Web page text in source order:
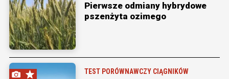
Pierwsze odmiany hybrydowe
pszenżyta ozimego
TEST PORÓWNAWCZY CIĄGNIKÓW